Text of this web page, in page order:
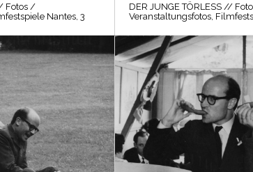
Fotos /
Nantes, 3
DER JUNGE TÖRLESS //
Veranstaltungsfotos,